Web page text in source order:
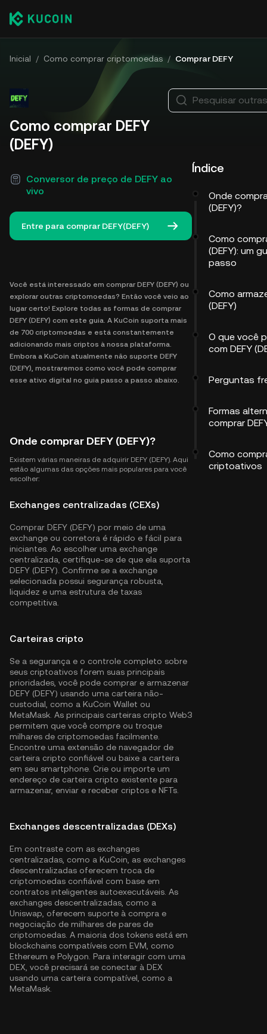
Inicial / Como comprar criptomoedas / Comprar DEFY
Como comprar DEFY
(DEFY)
Conversor de preço de DEFY ao
vivo
Entre para comprar DEFY(DEFY)
Você está interessado em comprar DEFY (DEFY) ou
explorar outras criptomoedas? Então você veio ao
lugar certo! Explore todas as formas de comprar
DEFY (DEFY) com este guia. A KuCoin suporta mais
de 700 criptomoedas e está constantemente
adicionando mais criptos à nossa plataforma.
Embora a KuCoin atualmente não suporte DEFY
(DEFY), mostraremos como você pode comprar
esse ativo digital no guia passo a passo abaixo.
Onde comprar DEFY (DEFY)?
Existem várias maneiras de adquirir DEFY (DEFY). Aqui
estão algumas das opções mais populares para você
escolher:
Exchanges centralizadas (CEXs)
Comprar DEFY (DEFY) por meio de uma
exchange ou corretora é rápido e fácil para
iniciantes. Ao escolher uma exchange
centralizada, certifique-se de que ela suporta
DEFY (DEFY). Confirme se a exchange
selecionada possui segurança robusta,
liquidez e uma estrutura de taxas
competitiva.
Carteiras cripto
Se a segurança e o controle completo sobre
seus criptoativos forem suas principais
prioridades, você pode comprar e armazenar
DEFY (DEFY) usando uma carteira não-
custodial, como a KuCoin Wallet ou
MetaMask. As principais carteiras cripto Web3
permitem que você compre ou troque
milhares de criptomoedas facilmente.
Encontre uma extensão de navegador de
carteira cripto confiável ou baixe a carteira
em seu smartphone. Crie ou importe um
endereço de carteira cripto existente para
armazenar, enviar e receber criptos e NFTs.
Exchanges descentralizadas (DEXs)
Em contraste com as exchanges
centralizadas, como a KuCoin, as exchanges
descentralizadas oferecem troca de
criptomoedas confiável com base em
contratos inteligentes autoexecutáveis. As
exchanges descentralizadas, como a
Uniswap, oferecem suporte à compra e
negociação de milhares de pares de
criptomoedas. A maioria dos tokens está em
blockchains compatíveis com EVM, como
Ethereum e Polygon . Para interagir com uma
DEX, você precisará se conectar à DEX
usando uma carteira compatível, como a
MetaMask.
Pesquisar
Índice
Onde
(DEFY)?
Como
(DEFY): um
passo
Como
(DEFY)
O que você
com DEFY
Perguntas
Formas
comprar
Como
criptoativos